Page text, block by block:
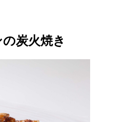
炭火焼き